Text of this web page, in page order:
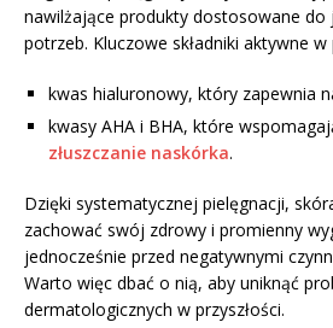
nawilżające produkty dostosowane do
potrzeb. Kluczowe składniki aktywne
kwas hialuronowy, który zapewnia
kwasy AHA i BHA, które
złuszczanie naskórka.
Dzięki systematycznej pielęgnacji,
zachować swój zdrowy i promienny
jednocześnie przed negatywnymi
Warto więc dbać o nią, aby uniknąć
dermatologicznych w przyszłości.